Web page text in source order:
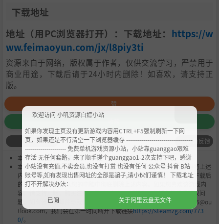
下载地址
地址（用PC浏览器打开）：下载地址： https://w
ww.feimaoyun.com/jx/l8piy3ti
资源来自于网络，版权属于作者，仅供交流学习，严禁用于
商业用途，下载后请于24小时内删除！如喜欢，请支持正
版。
赞
问题反馈
本作品是由小叽资源 会员Chobits's 搬运作品.
本站提供的资源转载自国内外各大媒体和网络，仅供试玩体验；不得将上述
内容用于商业或者非法用途，否则，一切后果请用户自负。您必须在下载后
的24个小时之内，从您的电脑中彻底删除上述内容。如果您喜欢该游戏内
容，请支持正版，购买注册，得到更好的正版服务。我们非常重视版权问
题，如有侵权请邮件与我们联系处理。敬请谅解！E-mail：acgbns666@ou
tlook.com，我们会在第一时间断开下载链接https://steamzg.com/773
0/。
欢迎访问 小叽资源白嫖小站
如果你发现主页没有更新游戏内容用CTRL+F5强制刷新一下网
页，如果还是不行清空一下浏览器缓存 ----------------------------------
--------------------- 免费单机游戏资源小站，小站靠guanggao艰难
存活 无任何套路，来了顺手搓个guanggao1-2次支持下吧，感谢
小站没有充值.不卖会员.也没有打赏 也没有任何 公众号 抖音 B站
账号等,如有发现出售网址的全部是骗子,请小伙们谨慎！ 下载地址
打不开解决办法：
已阅
关于阿里云盘无文件